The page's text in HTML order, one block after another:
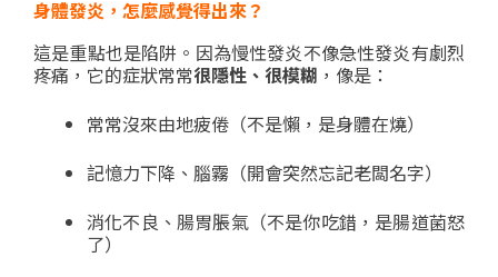
身體發炎，怎麼感覺得出來？
這是重點也是陷阱。因為慢性發炎不像急性發炎有劇烈
疼痛，它的症狀常常很隱性、很模糊 ，像是：
常常沒來由地疲倦（不是懶，是身體在燒）
記憶力下降、腦霧（開會突然忘記老闆名字）
消化不良、腸胃脹氣（不是你吃錯，是腸道菌怒
了）